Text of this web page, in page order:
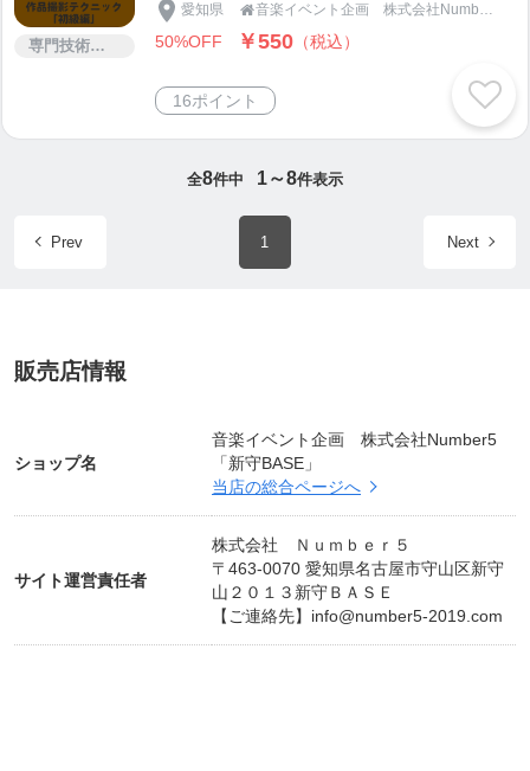
専門技術サービス
愛知県  音楽イベント企画 株式会社Number5「新守BASE」
50%OFF ￥550 （税込）
16ポイント
全8件中 1～8件表示
Prev 1 Next
販売店情報
ショップ名
音楽イベント企画 株式会社Number5
「新守BASE」
当店の総合ページへ
サイト運営責任者
株式会社 Ｎｕｍｂｅｒ５
〒463-0070 愛知県名古屋市守山区新守
山２０１３新守ＢＡＳＥ
【ご連絡先】 info@number5-2019.com